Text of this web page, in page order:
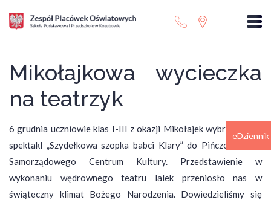
eDziennik
Mikołajkowa wycieczka
na teatrzyk
6 grudnia uczniowie klas I-III z okazji Mikołajek wybrali się na
spektakl „Szydełkowa szopka babci Klary” do Pińczowskiego
Samorządowego Centrum Kultury. Przedstawienie w
wykonaniu wędrownego teatru lalek przeniosło nas w
świąteczny klimat Bożego Narodzenia. Dowiedzieliśmy się